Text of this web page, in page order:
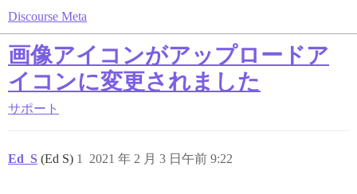
Discourse Meta
画像アイコンがアップロードア
イコンに変更されました
サポート
Ed_S (Ed S) 2021 年 2 月 3 日午前 9:22
1